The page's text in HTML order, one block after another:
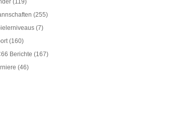
(119)
(255)
(7)
(160)
Berichte (167)
(46)